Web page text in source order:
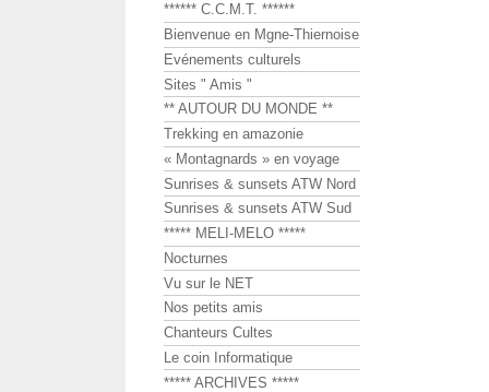
****** C.C.M.T. ******
Bienvenue en Mgne-Thiernoise
Evénements culturels
Sites " Amis "
** AUTOUR DU MONDE **
Trekking en amazonie
« Montagnards » en voyage
Sunrises & sunsets ATW Nord
Sunrises & sunsets ATW Sud
***** MELI-MELO *****
Nocturnes
Vu sur le NET
Nos petits amis
Chanteurs Cultes
Le coin Informatique
***** ARCHIVES *****